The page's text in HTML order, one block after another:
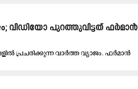
വിഡിയോ പുറത്തുവിട്ടത് ഫർമാൻ
പ്രചരിക്കുന്ന വാർത്ത വ്യാജം. ഫർമാൻ